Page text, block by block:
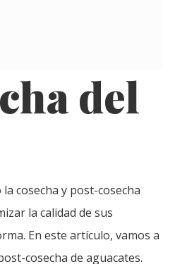
del
cosecha y post-cosecha
la calidad de sus
En este artículo, vamos a
cosecha de aguacates.